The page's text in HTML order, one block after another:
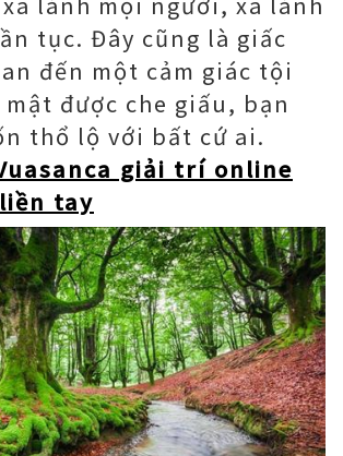
tục. Đây cũng là giấc
đến một cảm giác tội
được che giấu, bạn
thổ lộ với bất cứ ai.
giải trí online
tay